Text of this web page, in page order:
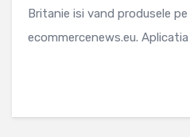
Britanie isi vand produsele
ecommercenews.eu.